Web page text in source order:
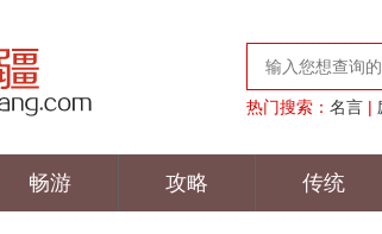
热门搜索： 名言 |
畅游 攻略 传统